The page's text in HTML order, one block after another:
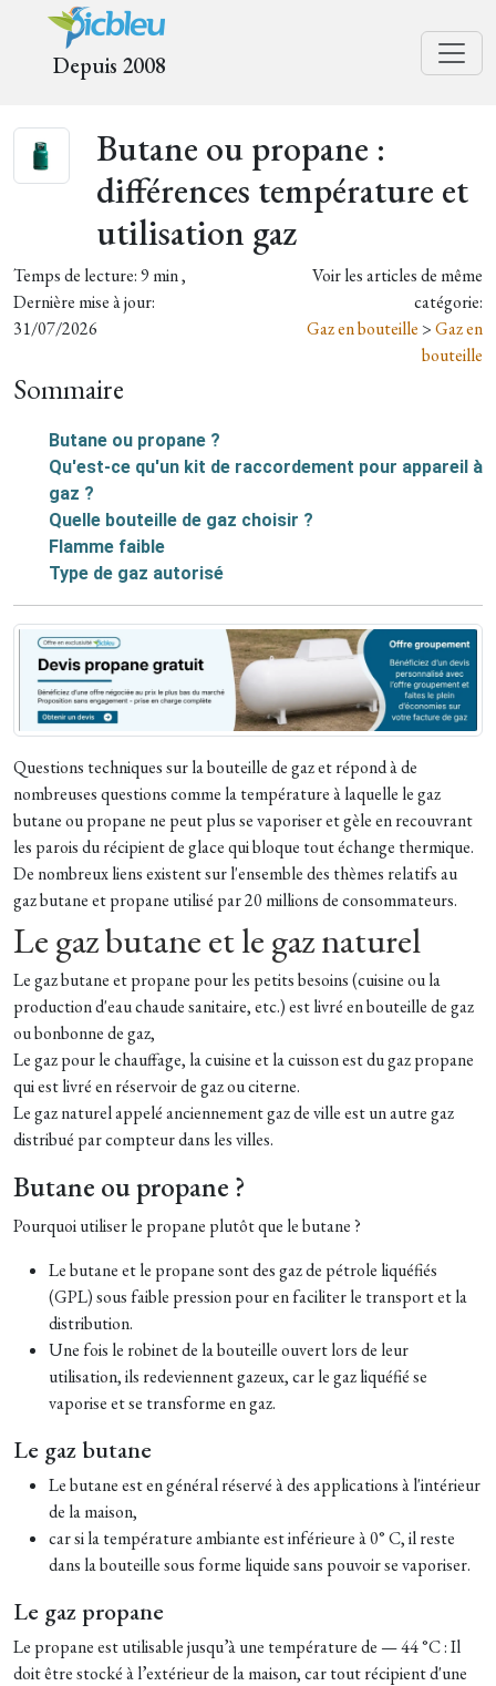
Depuis 2008
Butane ou propane :
différences température et
utilisation gaz
Temps de lecture: 9 min ,
Dernière mise à jour:
31/07/2026
Voir les articles de même
catégorie:
Gaz en bouteille >Gaz en
bouteille
Sommaire
Butane ou propane ?
Qu'est-ce qu'un kit de raccordement pour appareil à
gaz ?
Quelle bouteille de gaz choisir ?
Flamme faible
Type de gaz autorisé
Questions techniques sur la bouteille de gaz et répond à de
nombreuses questions comme la température à laquelle le gaz
butane ou propane ne peut plus se vaporiser et gèle en recouvrant
les parois du récipient de glace qui bloque tout échange thermique.
De nombreux liens existent sur l'ensemble des thèmes relatifs au
gaz butane et propane utilisé par 20 millions de consommateurs.
Le gaz butane et le gaz naturel
Le gaz butane et propane pour les petits besoins (cuisine ou la
production d'eau chaude sanitaire, etc.) est livré en bouteille de gaz
ou bonbonne de gaz,
Le gaz pour le chauffage, la cuisine et la cuisson est du gaz propane
qui est livré en réservoir de gaz ou citerne.
Le gaz naturel appelé anciennement gaz de ville est un autre gaz
distribué par compteur dans les villes.
Butane ou propane ?
Pourquoi utiliser le propane plutôt que le butane ?
Le butane et le propane sont des gaz de pétrole liquéfiés
(GPL) sous faible pression pour en faciliter le transport et la
distribution.
Une fois le robinet de la bouteille ouvert lors de leur
utilisation, ils redeviennent gazeux, car le gaz liquéfié se
vaporise et se transforme en gaz.
Le gaz butane
Le butane est en général réservé à des applications à l'intérieur
de la maison,
car si la température ambiante est inférieure à 0° C, il reste
dans la bouteille sous forme liquide sans pouvoir se vaporiser.
Le gaz propane
Le propane est utilisable jusqu’à une température de — 44 °C : Il
doit être stocké à l’extérieur de la maison, car tout récipient d'une